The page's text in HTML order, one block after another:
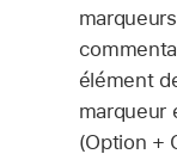
élément
marqueur
(Option +